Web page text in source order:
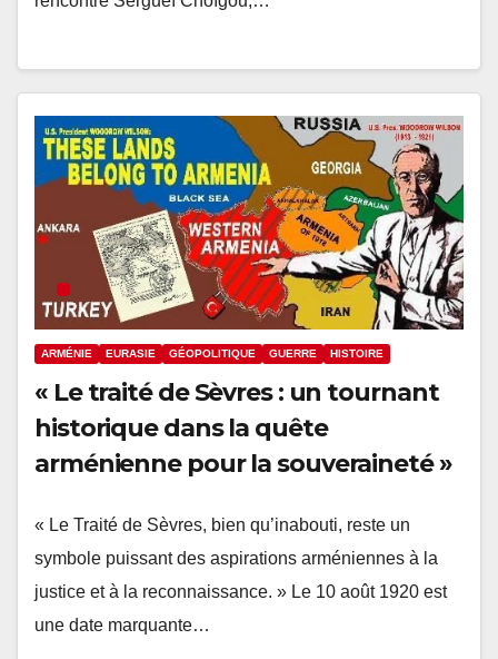
ARMÉNIE EURASIE GÉOPOLITIQUE GUERRE HISTOIRE
« Le traité de Sèvres : un tournant
historique dans la quête
arménienne pour la souveraineté »
« Le Traité de Sèvres, bien qu’inabouti, reste un
symbole puissant des aspirations arméniennes à la
justice et à la reconnaissance. » Le 10 août 1920 est
une date marquante…